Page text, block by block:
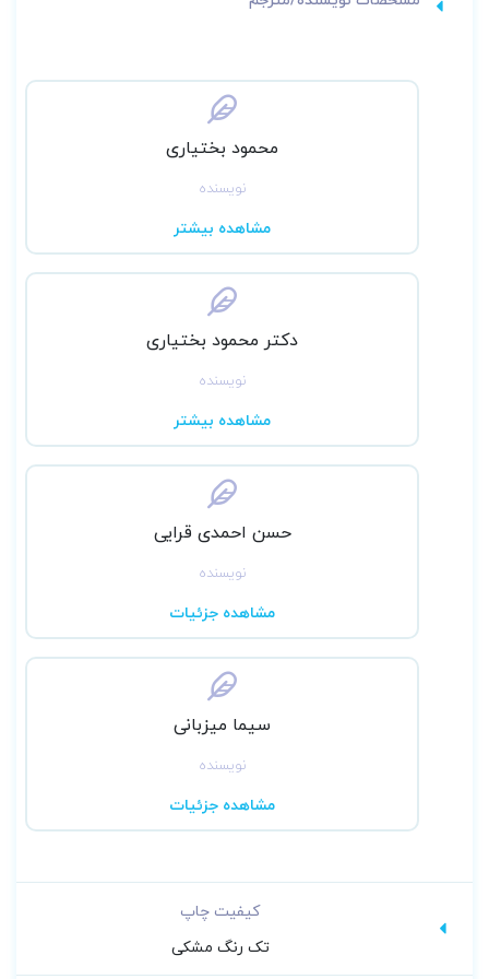
محمود بختیاری
نویسنده
مشاهده بیشتر
دکتر محمود بختیاری
نویسنده
مشاهده بیشتر
حسن احمدی قرایی
نویسنده
مشاهده جزئیات
سیما میزبانی
نویسنده
مشاهده جزئیات
کیفیت چاپ
تک رنگ مشکی